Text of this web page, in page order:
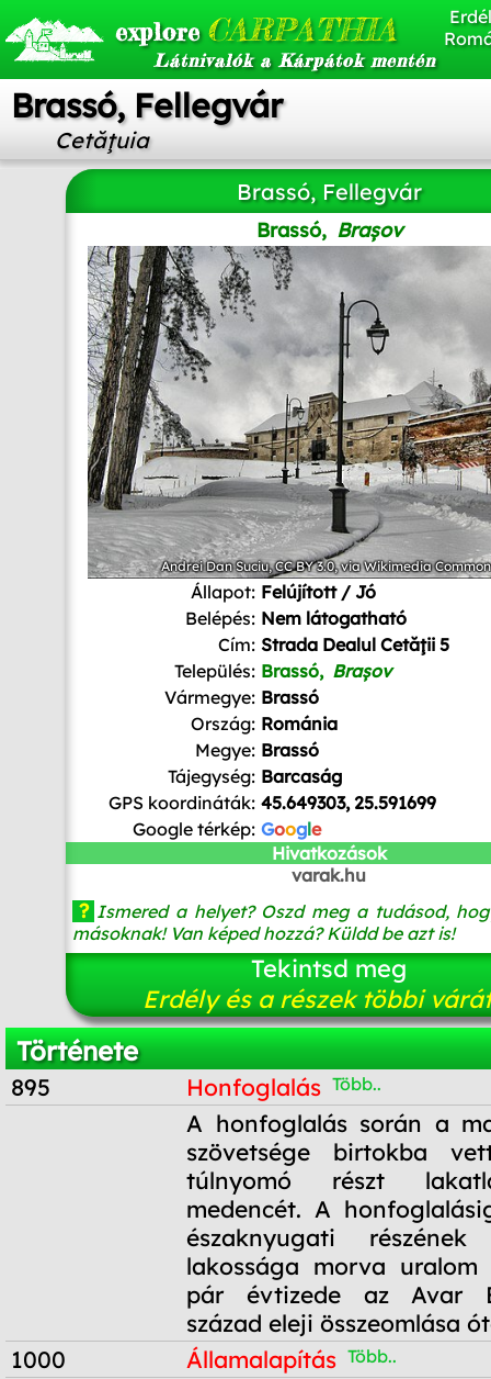
explore CARPATHIA
Látnivalók a Kárpátok mentén
Brassó, Fellegvár
Cetăţuia
Brassó, Fellegvár
Brassó, Brașov
Andrei Dan Suciu,CC BY 3.0, via Wikimedia
Állapot: Felújított / Jó
Belépés: Nem látogatható
Cím: Strada Dealul Cetăţii 5
Település: Brassó, Brașov
Vármegye: Brassó
Ország: Románia
Megye: Brassó
Tájegység: Barcaság
GPS koordináták: 45.649303, 25.591699
Google térkép: Google
Hivatkozások
varak.hu
? Ismered a helyet? Oszd meg a tudásod,
másoknak! Van képed hozzá? Küldd be azt is!
Tekintsd meg
Erdély és a részek többi várát
Története
895 Honfoglalás Több..
A honfoglalás során a
szövetsége birtokba
túlnyomó részt
medencét. A
északnyugati
lakossága morva
pár évtizede az Avar
század eleji összeomlása
1000
Államalapítás Több..